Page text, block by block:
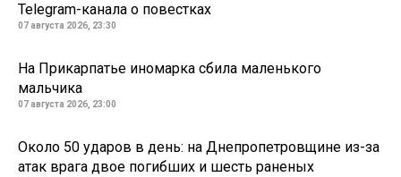
Telegram-канала о повестках
07 августа 2026, 23:30
На Прикарпатье иномарка сбила маленького
мальчика
07 августа 2026, 23:00
Около 50 ударов в день: на Днепропетровщине из-за
атак врага двое погибших и шесть раненых